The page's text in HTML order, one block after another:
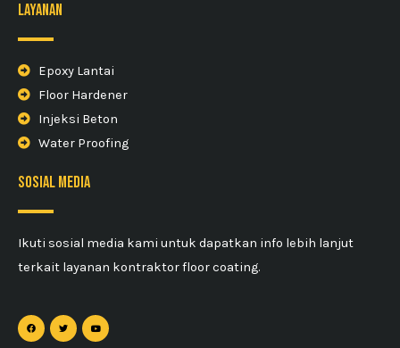
Layanan
Epoxy Lantai
Floor Hardener
Injeksi Beton
Water Proofing
sosial media
Ikuti sosial media kami untuk dapatkan info lebih lanjut
terkait layanan kontraktor floor coating.